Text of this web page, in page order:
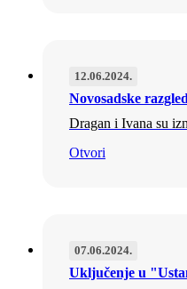
12.06.2024.
Novosadske
Dragan i Ivana su
Otvori
07.06.2024.
Uključenje u